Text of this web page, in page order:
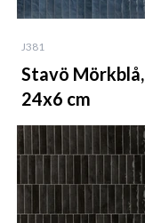
J381
Stavö Mörkblå,
24x6 cm